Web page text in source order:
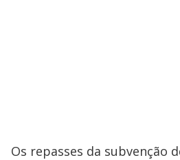
Os repasses da subvenção